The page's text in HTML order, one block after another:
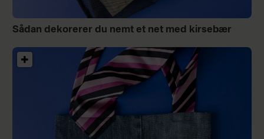
Sådan dekorerer du nemt et net med kirsebær